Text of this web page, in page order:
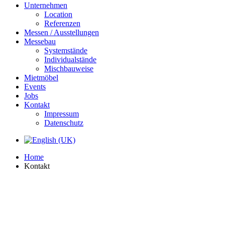
Unternehmen
Location
Referenzen
Messen / Ausstellungen
Messebau
Systemstände
Individualstände
Mischbauweise
Mietmöbel
Events
Jobs
Kontakt
Impressum
Datenschutz
Home
Kontakt